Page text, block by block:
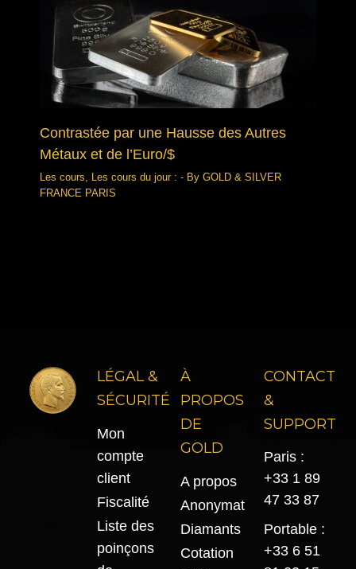
Contrastée par une Hausse des Autres
Métaux et de l’Euro/$
Les cours, Les cours du jour : - By GOLD & SILVER
FRANCE PARIS
LÉGAL &
SÉCURITÉ
Mon
compte
client
Fiscalité
Liste des
poinçons
À
PROPOS
DE
GOLD
A propos
Anonymat
Diamants
Cotation
CONTACT
&
SUPPORT
Paris :
+33 1 89
47 33 87
Portable :
+33 6 51